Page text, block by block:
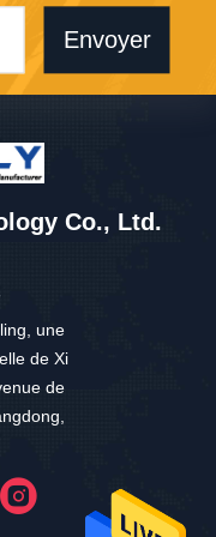
Envoyer
Co., Ltd.
une
de Xi
de